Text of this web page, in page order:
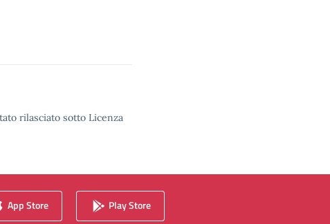
rilasciato sotto Licenza
App Store Play Store